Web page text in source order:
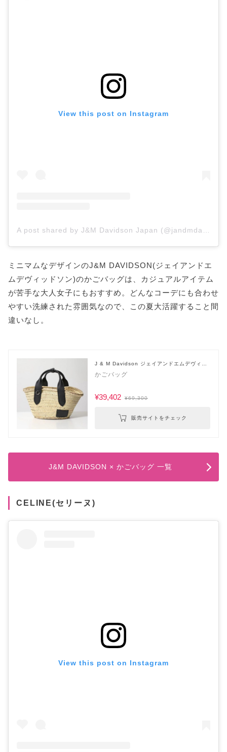
View this post on Instagram
ミニマムなデザインのJ&M DAVIDSON(ジェイアンドエ
ムデヴィッドソン)のかごバッグは、カジュアルアイテム
が苦手な大人女子にもおすすめ。どんなコーデにも合わせ
やすい洗練された雰囲気なので、この夏大活躍すること間
違いなし。
J & M Davidson ジェイアンドエムデヴィッ
ドソン
かごバッグ
¥39,402 ¥69,300
販売サイトをチェック
J&M DAVIDSON × かごバッグ 一覧
CELINE(セリーヌ)
View this post on Instagram